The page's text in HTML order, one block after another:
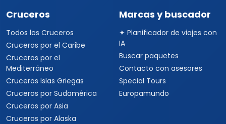
Cruceros
Todos los Cruceros
Cruceros por el Caribe
Cruceros por el
Mediterráneo
Cruceros Islas Griegas
Cruceros por Sudamérica
Cruceros por Asia
Cruceros por Alaska
Marcas y buscador
✦ Planificador de viajes con
IA
Buscar paquetes
Contacto con asesores
Special Tours
Europamundo